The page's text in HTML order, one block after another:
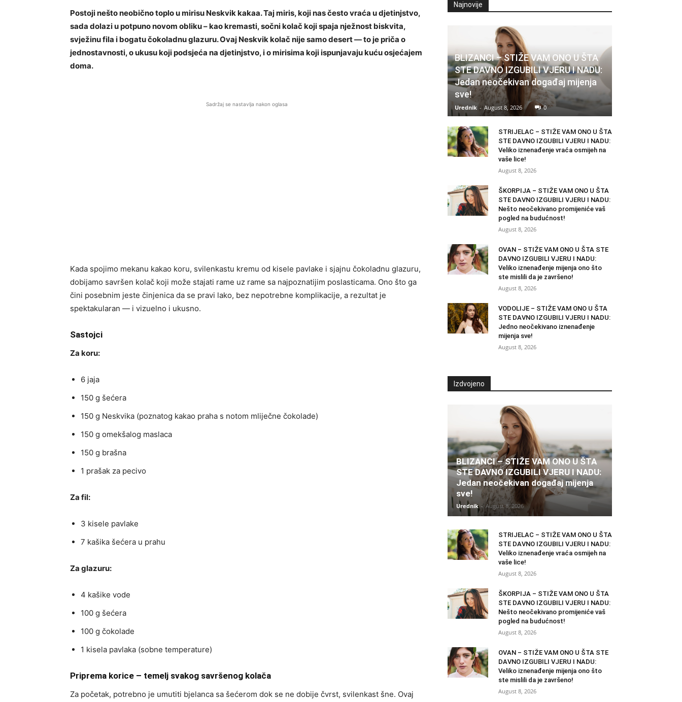
Postoji nešto neobično toplo u mirisu Neskvik kakaa. Taj miris, koji nas često vraća u djetinjstvo,
sada dolazi u potpuno novom obliku – kao kremasti, sočni kolač koji spaja nježnost biskvita,
svježinu fila i bogatu čokoladnu glazuru. Ovaj Neskvik kolač nije samo desert — to je priča o
jednostavnosti, o ukusu koji podsjeća na djetinjstvo, i o mirisima koji ispunjavaju kuću osjećajem
doma.
Sadržaj se nastavlja nakon oglasa
Kada spojimo mekanu kakao koru, svilenkastu kremu od kisele pavlake i sjajnu čokoladnu glazuru,
dobijamo savršen kolač koji može stajati rame uz rame sa najpoznatijim poslasticama. Ono što ga
čini posebnim jeste činjenica da se pravi lako, bez nepotrebne komplikacije, a rezultat je
spektakularan — i vizuelno i ukusno.
Sastojci
Za koru:
6 jaja
150 g šećera
150 g Neskvika (poznatog kakao praha s notom mliječne čokolade)
150 g omekšalog maslaca
150 g brašna
1 prašak za pecivo
Za fil:
3 kisele pavlake
7 kašika šećera u prahu
Za glazuru:
4 kašike vode
100 g šećera
100 g čokolade
1 kisela pavlaka (sobne temperature)
Priprema korice – temelj svakog savršenog kolača
Za početak, potrebno je umutiti bjelanca sa šećerom dok se ne dobije čvrst, svilenkast šne. Ovaj
Najnovije
BLIZANCI – STIŽE VAM ONO U ŠTA
STE DAVNO IZGUBILI VJERU I NADU:
Jedan neočekivan događaj mijenja
sve!
Urednik - August 8, 2026 0
STRIJELAC – STIŽE VAM ONO U ŠTA
STE DAVNO IZGUBILI VJERU I NADU:
Veliko iznenađenje vraća osmijeh na
vaše lice!
August 8, 2026
ŠKORPIJA – STIŽE VAM ONO U ŠTA
STE DAVNO IZGUBILI VJERU I NADU:
Nešto neočekivano promijeniće vaš
pogled na budućnost!
August 8, 2026
OVAN – STIŽE VAM ONO U ŠTA STE
DAVNO IZGUBILI VJERU I NADU:
Veliko iznenađenje mijenja ono što
ste mislili da je završeno!
August 8, 2026
VODOLIJE – STIŽE VAM ONO U ŠTA
STE DAVNO IZGUBILI VJERU I NADU:
Jedno neočekivano iznenađenje
mijenja sve!
August 8, 2026
Izdvojeno
BLIZANCI – STIŽE VAM ONO U ŠTA
STE DAVNO IZGUBILI VJERU I NADU:
Jedan neočekivan događaj mijenja
sve!
Urednik - August 8, 2026
STRIJELAC – STIŽE VAM ONO U ŠTA
STE DAVNO IZGUBILI VJERU I NADU:
Veliko iznenađenje vraća osmijeh na
vaše lice!
August 8, 2026
ŠKORPIJA – STIŽE VAM ONO U ŠTA
STE DAVNO IZGUBILI VJERU I NADU:
Nešto neočekivano promijeniće vaš
pogled na budućnost!
August 8, 2026
OVAN – STIŽE VAM ONO U ŠTA STE
DAVNO IZGUBILI VJERU I NADU:
Veliko iznenađenje mijenja ono što
ste mislili da je završeno!
August 8, 2026